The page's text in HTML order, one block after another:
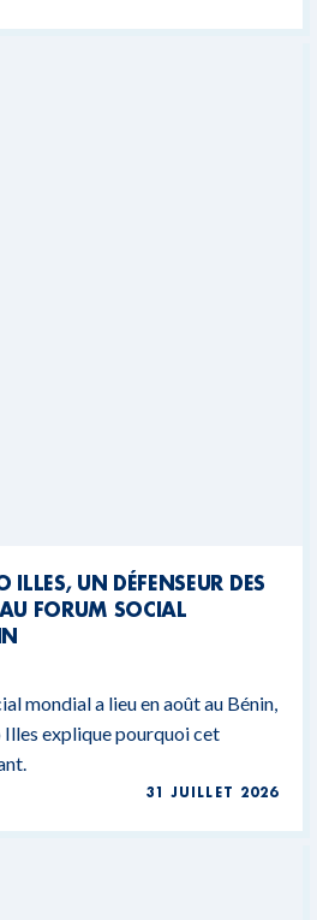
ILLES, UN DÉFENSEUR DES
FORUM SOCIAL
mondial a lieu en août au Bénin,
explique pourquoi cet
31 JUILLET 2026